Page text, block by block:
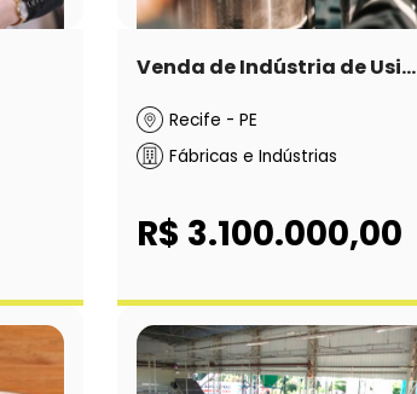
Venda de Indústria de Usi...
Recife - PE
Fábricas e Indústrias
R$ 3.100.000,00